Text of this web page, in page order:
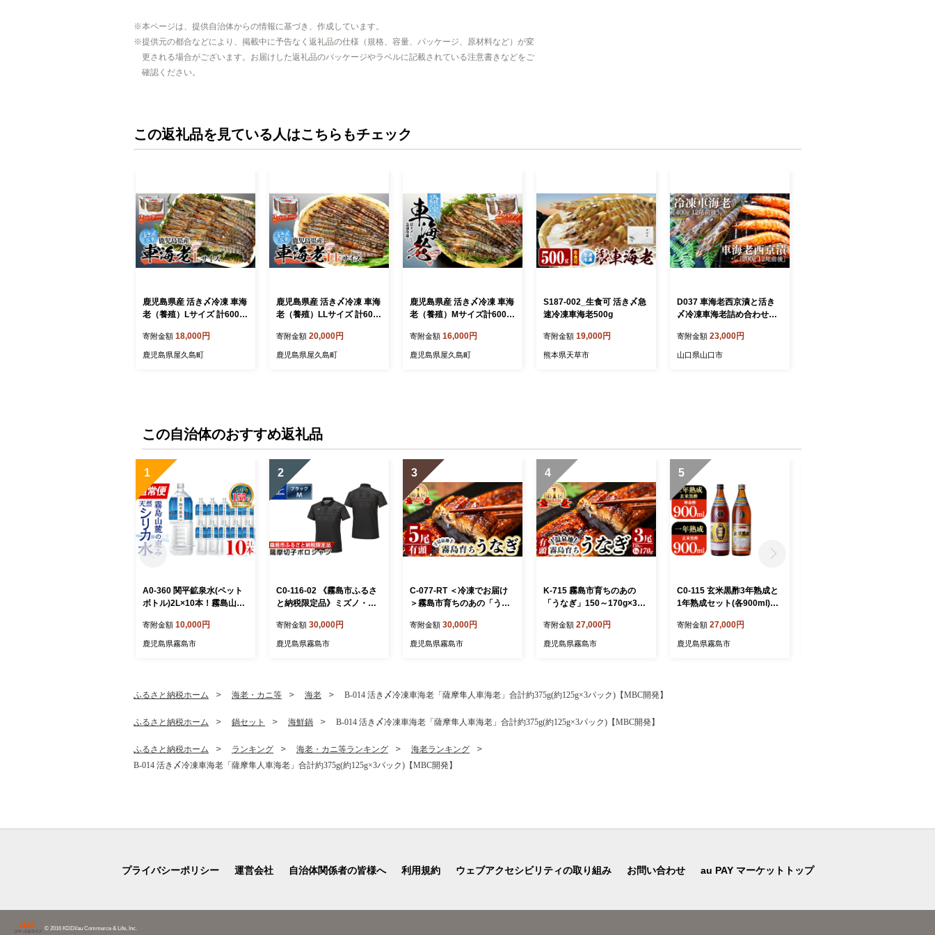
本ページは、提供自治体からの情報に基づき、作成しています。
提供元の都合などにより、掲載中に予告なく返礼品の仕様（規格、容量、パッケージ、原材料など）が変
更される場合がございます。お届けした返礼品のパッケージやラベルに記載されている注意書きなどをご
確認ください。
この返礼品を見ている人はこちらもチェック
鹿児島県産 活き〆冷凍 車海
老（養殖）Lサイズ 計600g
セット
寄附金額 18,000円
鹿児島県屋久島町
鹿児島県産 活き〆冷凍 車海
老（養殖）LLサイズ 計600
ク）セット
寄附金額 20,000円
鹿児島県屋久島町
鹿児島県産 活き〆冷凍 車海
老（養殖）Mサイズ計600g
ク）セット
寄附金額 16,000円
鹿児島県屋久島町
S187-002_生食可 活き〆急
速冷凍車海老500g
寄附金額 19,000円
熊本県天草市
D037 車海老西京漬と活き
〆冷凍車海老詰め合わせセ
寄附金額 23,000円
山口県山口市
この自治体のおすすめ返礼品
1
A0-360 関平鉱泉水(ペット
ボトル)2L×10本！霧島山麓
温泉水♪美容と健康のミネラ
ル成分シリカが豊富なミネ
寄附金額 10,000円
鹿児島県霧島市
2
C0-116-02 《霧島市ふるさ
と納税限定品》ミズノ・薩
ク・M)【ミズノ】 日本製 国
産 スポーツ 運動 トレーニ
寄附金額 30,000円
鹿児島県霧島市
3
C-077-RT ＜冷凍でお届け
＞霧島市育ちのあの「うな
水産】霧島市 鰻 ウナギ 蒲
焼き 蒲焼 国産
寄附金額 30,000円
鹿児島県霧島市
4
K-715 霧島市育ちのあの
「うなぎ」150～170g×3
ウナギ 蒲焼き 蒲焼 国産
寄附金額 27,000円
鹿児島県霧島市
5
C0-115 玄米黒酢3年熟成と
1年熟成セット(各900ml)
寄附金額 27,000円
鹿児島県霧島市
ふるさと納税ホーム 海老・カニ等 海老 B-014 活き〆冷凍車海老「薩摩隼人車海老」合計約375g(約125g×3パック)【MBC開発】
ふるさと納税ホーム 鍋セット 海鮮鍋 B-014 活き〆冷凍車海老「薩摩隼人車海老」合計約375g(約125g×3パック)【MBC開発】
ふるさと納税ホーム ランキング 海老・カニ等ランキング
海老ランキング
B-014 活き〆冷凍車海老「薩摩隼人車海老」合計約375g(約125g×3パック)【MBC開発】
プライバシーポリシー 運営会社 自治体関係者の皆様へ 利用規約 ウェブアクセシビリティの取り組み お問い合わせ au PAY マーケットトップ
© 2016 KDDI/au Commerce & Life, Inc.